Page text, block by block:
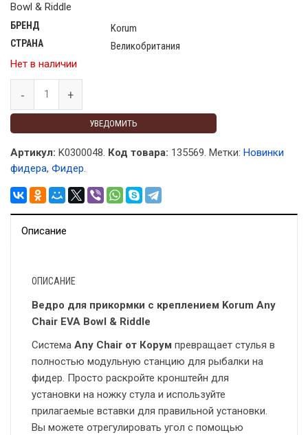
Bowl & Riddle
БРЕНД Korum
СТРАНА
Великобритания
Нет в наличии
УВЕДОМИТЬ
Артикул: K0300048. Код товара: 135569. Метки: Новинки
фидера, Фидер.
Описание
ОПИСАНИЕ
Ведро для прикормки с креплением Korum Any
Chair EVA Bowl & Riddle
Система Any Chair от Корум превращает стулья в
полностью модульную станцию для рыбалки на
фидер. Просто раскройте кронштейн для
установки на ножку стула и используйте
прилагаемые вставки для правильной установки.
Вы можете отрегулировать угол с помощью